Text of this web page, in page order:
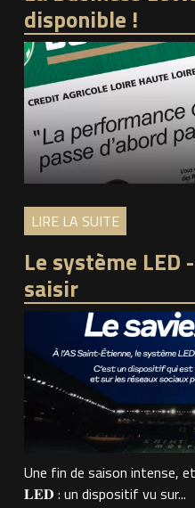
disponible !
LIRE LA SUITE
Le système
saisir
Une fin de saison intense,
𝐋𝐄𝐃 : un dispositif vu sur...